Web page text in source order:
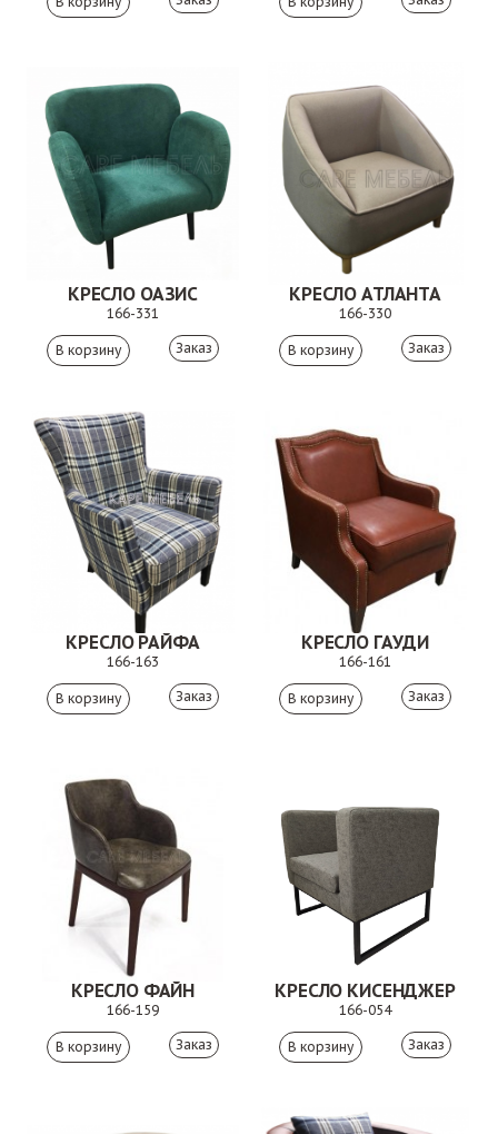
КРЕСЛО ОАЗИС
166-331
Заказ
КРЕСЛО АТЛАНТА
166-330
Заказ
КРЕСЛО РАЙФА
166-163
Заказ
КРЕСЛО ГАУДИ
166-161
Заказ
КРЕСЛО ФАЙН
166-159
Заказ
КРЕСЛО КИСЕНДЖЕР
166-054
Заказ